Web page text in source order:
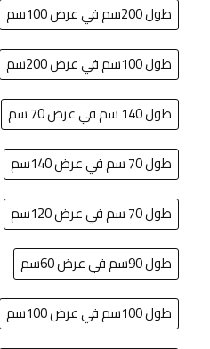
طول 200سم في عرض 100سم
طول 100سم في عرض 200سم
طول 140 سم في عرض 70 سم
طول 70 سم في عرض 140سم
طول 70 سم في عرض 120سم
طول 90سم في عرض 60سم
طول 100سم في عرض 100سم